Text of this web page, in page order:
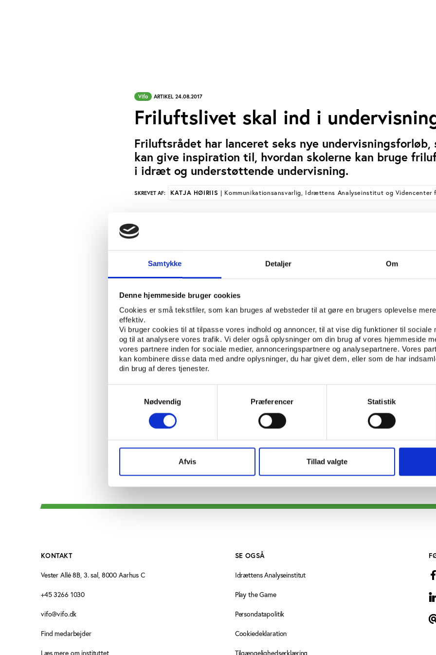
Samtykke Detaljer Om
Denne hjemmeside bruger cookies
Cookies er små tekstfiler, som kan bruges af websteder til at gøre en brugers oplevelse mere
effektiv.
Vi bruger cookies til at tilpasse vores indhold og annoncer, til at vise dig funktioner til sociale
og til at analysere vores trafik. Vi deler også oplysninger om din brug af vores hjemmeside
vores partnere inden for sociale medier, annonceringspartnere og analysepartnere. Vores
kan kombinere disse data med andre oplysninger, du har givet dem, eller som de har
din brug af deres tjenester.
Nødvendig
Præferencer Statistik
Afvis Tillad valgte
Vifo ARTIKEL 24.08.2017
Friluftslivet skal ind i
Friluftsrådet har lanceret seks nye undervisningsforløb,
kan give inspiration til, hvordan skolerne kan bruge
i idræt og understøttende undervisning.
SKREVET AF: KATJA HØIRIIS | Kommunikationsansvarlig, Idrættens Analyseinstitut og Videncenter
NØGLEORD:
Friluftsrådet ser et stort potentiale i at bruge friluftslivet til at fremme
og læring i grundskolen. Derfor har rådet i samarbejde med University College
udarbejdet seks undervisningsforløb og en valgfagsbeskrivelse, som kan give
Materialerne er udgivet som en del af Friluftsrådets projekt ’Friluftsliv i skolen’,
skoler fra hele landet i løbet af dette skoleår skal teste undervisningsforløbene
med friluftsliv i undervisningen. Målet med projektet er gennem friluftsliv skabe
læring, bedre sundhed, trivsel og naturforståelse blandt eleverne i grundskolen.
Undervisningsforløbene er udgivet som to digitale hæfter med forløb til hhv.
idrætsundervisningen og den understøttende undervisning. Hvert hæfte
desuden afsnit om didaktik, mål, forberedelse, sikkerhed og regler.
Hæfterne kan downloades gratis påwww.friluftsliviskolen.dk
KONTAKT
Vester Allé 8B, 3. sal, 8000 Aarhus C
+45 3266 1030
vifo@vifo.dk
Find medarbejder
Læs mere om instituttet
SE OGSÅ
Idrættens Analyseinstitut
Play the Game
Persondatapolitik
Cookiedeklaration
Tilgængelighedserklæring